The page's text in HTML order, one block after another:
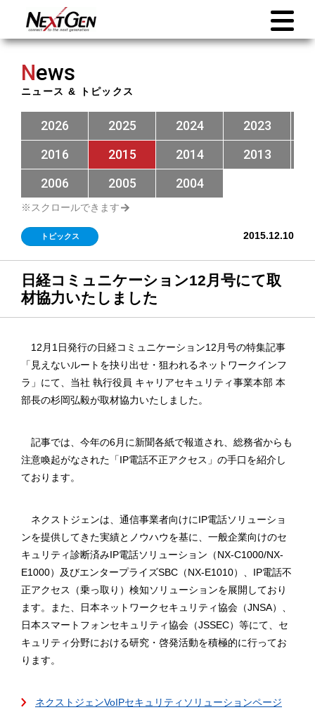
News
ニュース & トピックス
2026 2025 2024 2023
2016
2015 2014 2013
2006
2005 2004
トピックス 2015.12.10
日経コミュニケーション12月号にて取
材協力いたしました
12月1日発行の日経コミュニケーション12月号の特集記事
「見えないルートを抉り出せ・狙われるネットワークインフ
ラ」にて、当社 執行役員 キャリアセキュリティ事業本部 本
部長の杉岡弘毅が取材協力いたしました。
記事では、今年の6月に新聞各紙で報道され、総務省からも
注意喚起がなされた「IP電話不正アクセス」の手口を紹介し
ております。
ネクストジェンは、通信事業者向けにIP電話ソリューショ
ンを提供してきた実績とノウハウを基に、一般企業向けのセ
キュリティ診断済みIP電話ソリューション（NX-C1000/NX-
E1000）及びエンタープライズSBC（NX-E1010）、IP電話不
正アクセス（乗っ取り）検知ソリューションを展開しており
ます。また、日本ネットワークセキュリティ協会（JNSA）、
日本スマートフォンセキュリティ協会（JSSEC）等にて、セ
キュリティ分野における研究・啓発活動を積極的に行ってお
ります。
ネクストジェンVoIPセキュリティソリューションページ